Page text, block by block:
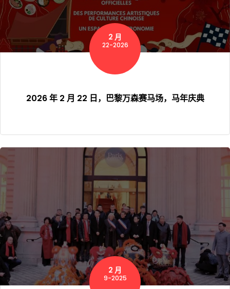
2 月
22-2026
2026 年 2 月 22 日，巴黎万森赛马场，马年庆典
2 月
9-2025